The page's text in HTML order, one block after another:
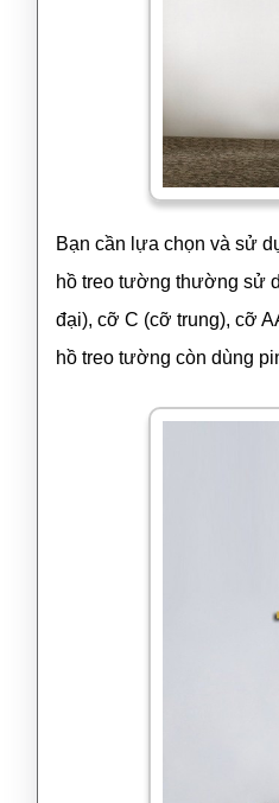
Bạn cần lựa chọn và sử
hồ treo tường thường sử
đại), cỡ C (cỡ trung), cỡ
hồ treo tường còn dùng